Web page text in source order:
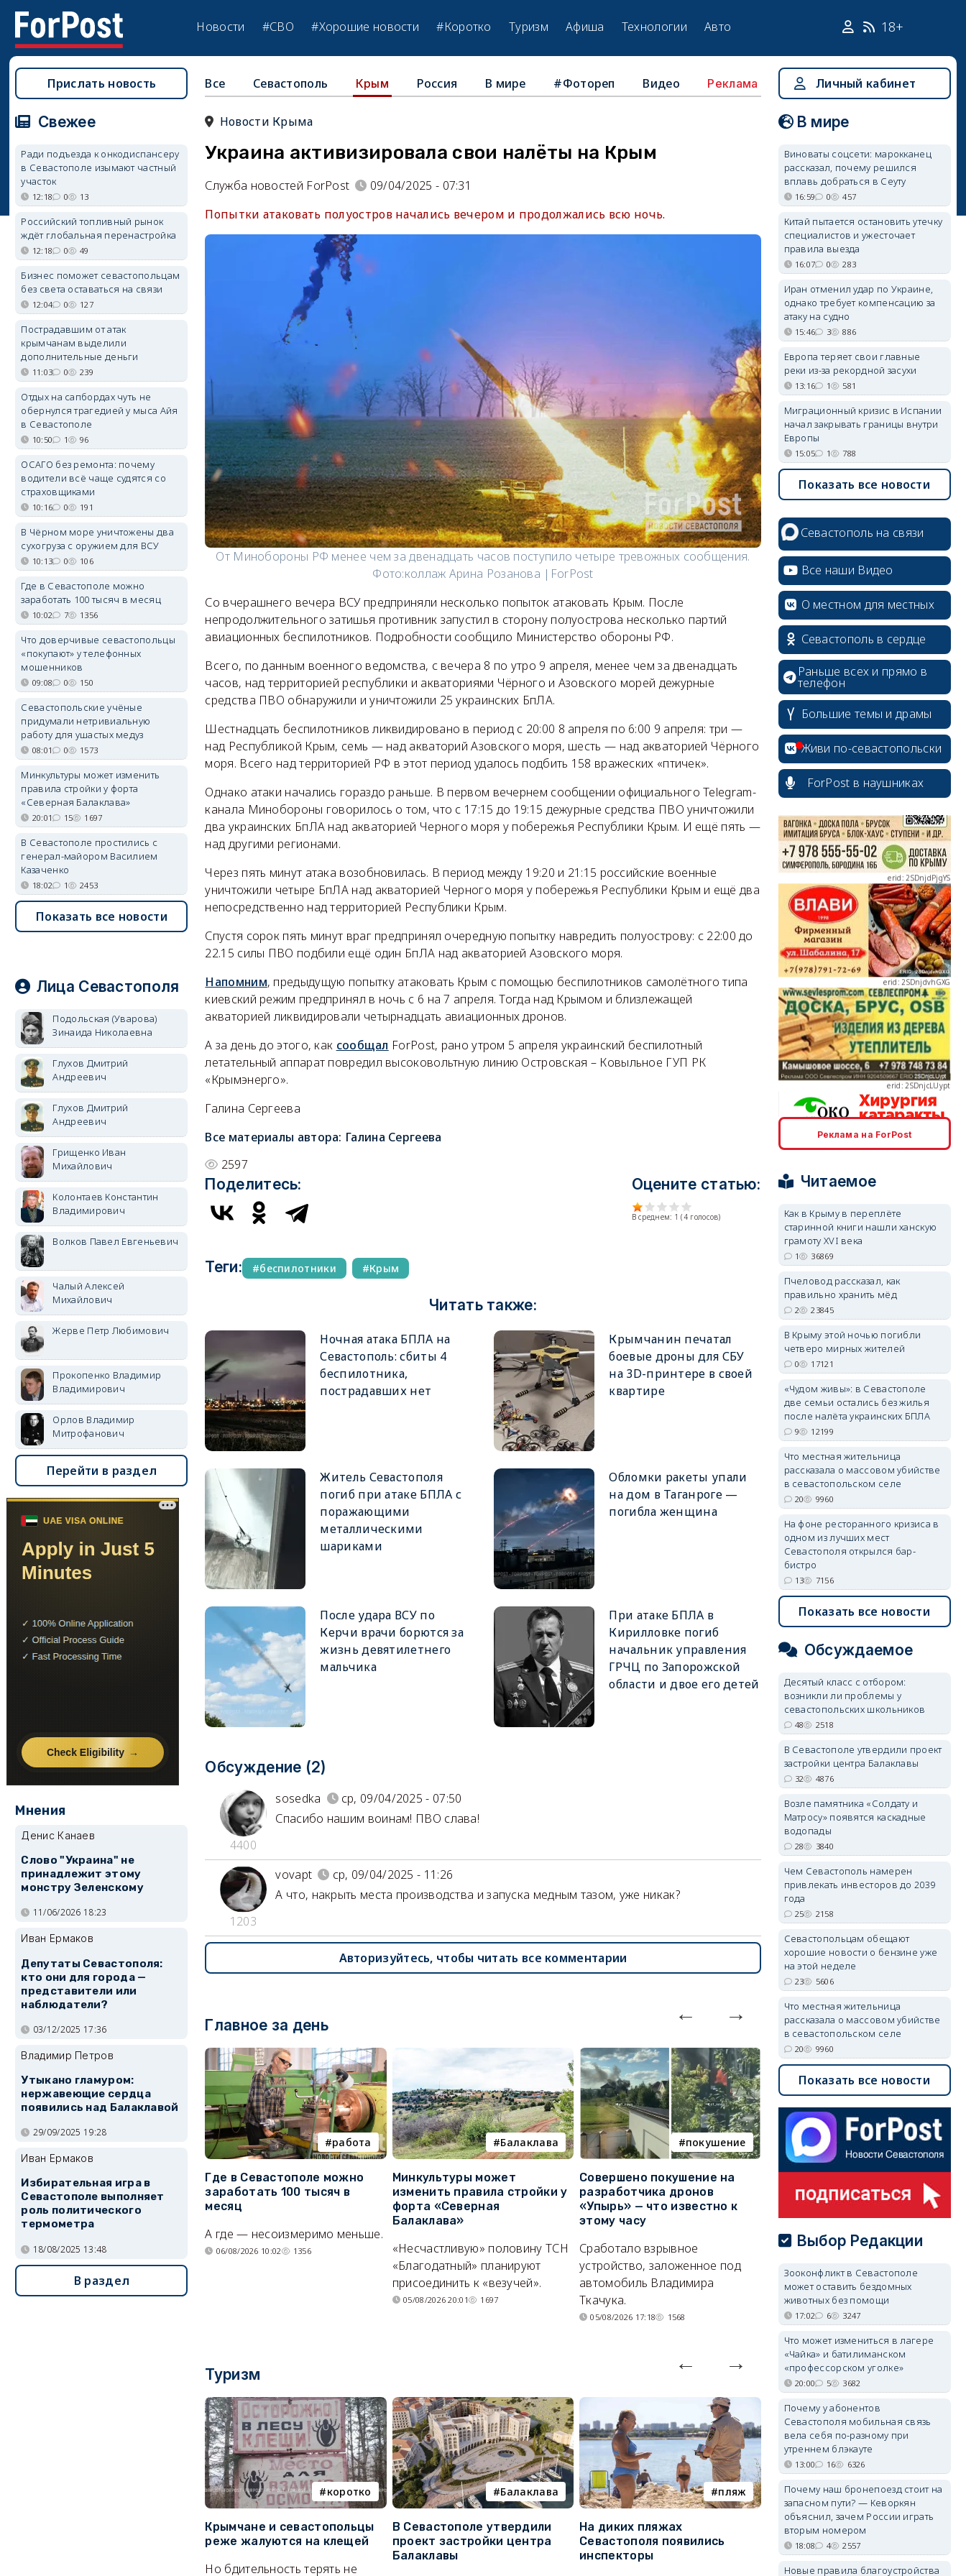
Новости #СВО #Хорошие новости #Коротко Туризм Афиша Технологии Авто 18+
Все Севастополь Крым Россия В мире #Фотореп Видео Реклама
Новости Крыма
Украина активизировала свои налёты на Крым
Служба новостей ForPost
09/04/2025 - 07:31
Попытки атаковать полуостров начались вечером и продолжались всю ночь.
От Минобороны РФ менее чем за двенадцать часов поступило четыре тревожных сообщения.
Фото:коллаж Арина Розанова |ForPost
Со вчерашнего вечера ВСУ предприняли несколько попыток атаковать Крым. После
непродолжительного затишья противник запустил в сторону полуострова несколько партий
авиационных беспилотников. Подробности сообщило Министерство обороны РФ.
Всего, по данным военного ведомства, с вечера 8 по утро 9 апреля, менее чем за двенадцать
часов, над территорией республики и акваториями Чёрного и Азовского морей дежурные
средства ПВО обнаружили и уничтожили 25 украинских БпЛА.
Шестнадцать беспилотников ликвидировано в период с 20:00 8 апреля по 6:00 9 апреля: три —
над Республикой Крым, семь — над акваторий Азовского моря, шесть — над акваторией Чёрного
моря. Всего над территорией РФ в этот период удалось подбить 158 вражеских «птичек».
Однако атаки начались гораздо раньше. В первом вечернем сообщении официального Telegram-
канала Минобороны говорилось о том, что с 17:15 до 19:15 дежурные средства ПВО уничтожили
два украинских БпЛА над акваторией Черного моря у побережья Республики Крым. И ещё пять —
над другими регионами.
Через пять минут атака возобновилась. В период между 19:20 и 21:15 российские военные
уничтожили четыре БпЛА над акваторией Черного моря у побережья Республики Крым и ещё два
непосредственно над территорией Республики Крым.
Спустя сорок пять минут враг предпринял очередную попытку навредить полуострову: с 22:00 до
22.15 силы ПВО подбили ещё один БпЛА над акваторией Азовского моря.
Напомним, предыдущую попытку атаковать Крым с помощью беспилотников самолётного типа
киевский режим предпринял в ночь с 6 на 7 апреля. Тогда над Крымом и близлежащей
акваторией ликвидировали четырнадцать авиационных дронов.
А за день до этого, как сообщал ForPost, рано утром 5 апреля украинский беспилотный
летательный аппарат повредил высоковольтную линию Островская – Ковыльное ГУП РК
«Крымэнерго».
Галина Сергеева
Все материалы автора: Галина Сергеева
2597
Поделитесь: Оцените статью:
В среднем: 1 (4 голосов)
Теги: беспилотники Крым
Читать также:
Ночная атака БПЛА на
Севастополь: сбиты 4
беспилотника,
пострадавших нет
Крымчанин печатал
боевые дроны для СБУ
на 3D-принтере в своей
квартире
Житель Севастополя
погиб при атаке БПЛА с
поражающими
металлическими
шариками
Обломки ракеты упали
на дом в Таганроге —
погибла женщина
После удара ВСУ по
Керчи врачи борются за
жизнь девятилетнего
мальчика
При атаке БПЛА в
Кирилловке погиб
начальник управления
ГРЧЦ по Запорожской
области и двое его детей
Обсуждение (2)
4400
sosedka
ср, 09/04/2025 - 07:50
Спасибо нашим воинам! ПВО слава!
1203
vovapt
ср, 09/04/2025 - 11:26
А что, накрыть места производства и запуска медным тазом, уже никак?
Авторизуйтесь, чтобы читать все комментарии
Главное за день
работа
Где в Севастополе можно
заработать 100 тысяч в
месяц
А где — несоизмеримо меньше.
06/08/2026 10:02 1356
Балаклава
Минкультуры может
изменить правила стройки у
форта «Северная
Балаклава»
«Несчастливую» половину ТСН
«Благодатный» планируют
присоединить к «везучей».
05/08/2026 20:01 1697
покушение
Совершено покушение на
разработчика дронов
«Упырь» — что известно к
этому часу
Сработало взрывное
устройство, заложенное под
автомобиль Владимира
Ткачука.
05/08/2026 17:18 1568
армия
кадровые перестановки в
руководстве Вооружённых
Сил
Сменились командующие
группировками, глава тыла и
руководитель нового рода
войск.
05/08/2026 14:54 1375
Туризм
коротко
Крымчане и севастопольцы
реже жалуются на клещей
Но бдительность терять не
Балаклава
В Севастополе утвердили
проект застройки центра
Балаклавы
пляж
На диких пляжах
Севастополя появились
инспекторы
туризм
Двух москвичей на
сапбордах унесло от берега
Крыма на километр в море
Прислать новость
Свежее
Ради подъезда к онкодиспансеру
в Севастополе изымают частный
участок
12:18 0 13
Российский топливный рынок
ждёт глобальная перенастройка
12:18 0 49
Бизнес поможет севастопольцам
без света оставаться на связи
12:04 0 127
Пострадавшим от атак
крымчанам выделили
дополнительные деньги
11:03 0 239
Отдых на сапбордах чуть не
обернулся трагедией у мыса Айя
в Севастополе
10:50 1 96
ОСАГО без ремонта: почему
водители всё чаще судятся со
страховщиками
10:16 0 191
В Чёрном море уничтожены два
сухогруза с оружием для ВСУ
10:13 0 106
Где в Севастополе можно
заработать 100 тысяч в месяц
10:02 7 1356
Что доверчивые севастопольцы
«покупают» у телефонных
мошенников
09:08 0 150
Севастопольские учёные
придумали нетривиальную
работу для ушастых медуз
08:01 0 1573
Минкультуры может изменить
правила стройки у форта
«Северная Балаклава»
20:01 15 1697
В Севастополе простились с
генерал-майором Василием
Казаченко
18:02 1 2453
Показать все новости
Лица Севастополя
Подольская (Уварова)
Зинаида Николаевна
Глухов Дмитрий
Андреевич
Глухов Дмитрий
Андреевич
Грищенко Иван
Михайлович
Колонтаев Константин
Владимирович
Волков Павел Евгеньевич
Чалый Алексей
Михайлович
Жерве Петр Любимович
Прокопенко Владимир
Владимирович
Орлов Владимир
Митрофанович
Перейти в раздел
Мнения
Денис Канаев
Слово "Украина" не
принадлежит этому
монстру Зеленскому
11/06/2026 18:23
Иван Ермаков
Депутаты Севастополя:
кто они для города —
представители или
наблюдатели?
03/12/2025 17:36
Владимир Петров
Утыкано гламуром:
нержавеющие сердца
появились над Балаклавой
29/09/2025 19:28
Иван Ермаков
Избирательная игра в
Севастополе выполняет
роль политического
термометра
18/08/2025 13:48
В раздел
Личный кабинет
В мире
Виноваты соцсети: марокканец
рассказал, почему решился
вплавь добраться в Сеуту
16:59 0 457
Китай пытается остановить утечку
специалистов и ужесточает
правила выезда
16:07 0 283
Иран отменил удар по Украине,
однако требует компенсацию за
атаку на судно
15:46 3 886
Европа теряет свои главные
реки из-за рекордной засухи
13:16 1 581
Миграционный кризис в Испании
начал закрывать границы внутри
Европы
15:05 1 788
Показать все новости
Севастополь на связи
Все наши Видео
О местном для местных
Севастополь в сердце
Раньше всех и прямо в
телефон
Большие темы и драмы
Живи по-севастопольски
ForPost в наушниках
erid: 2SDnjcrDNw6
erid: 2SDnjdPjgYS
erid: 2SDnjdvhGXG
erid: 2SDnjcLUypt
erid: 2SDnjcrDNw6
erid: 2SDnjdvhGXG
Реклама на ForPost
Читаемое
Как в Крыму в переплёте
старинной книги нашли ханскую
грамоту XVI века
1 36869
Пчеловод рассказал, как
правильно хранить мёд
2 23845
В Крыму этой ночью погибли
четверо мирных жителей
0 17121
«Чудом живы»: в Севастополе
две семьи остались без жилья
после налёта украинских БПЛА
9 12199
Что местная жительница
рассказала о массовом убийстве
в севастопольском селе
20 9960
На фоне ресторанного кризиса в
одном из лучших мест
Севастополя открылся бар-
бистро
13 7156
Показать все новости
Обсуждаемое
Десятый класс с отбором:
возникли ли проблемы у
севастопольских школьников
48 2518
В Севастополе утвердили проект
застройки центра Балаклавы
32 4876
Возле памятника «Солдату и
Матросу» появятся каскадные
водопады
28 3840
Чем Севастополь намерен
привлекать инвесторов до 2039
года
25 2158
Севастопольцам обещают
хорошие новости о бензине уже
на этой неделе
23 5606
Что местная жительница
рассказала о массовом убийстве
в севастопольском селе
20 9960
Показать все новости
Выбор Редакции
Зооконфликт в Севастополе
может оставить бездомных
животных без помощи
17:02 6 3247
Что может измениться в лагере
«Чайка» и батилиманском
«профессорском уголке»
20:00 5 3682
Почему у абонентов
Севастополя мобильная связь
вела себя по-разному при
утреннем блэкауте
13:00 16 6326
Почему наш бронепоезд стоит на
запасном пути? — Кеворкян
объяснил, зачем России играть
вторым номером
18:08 4 2557
Новые правила благоустройства